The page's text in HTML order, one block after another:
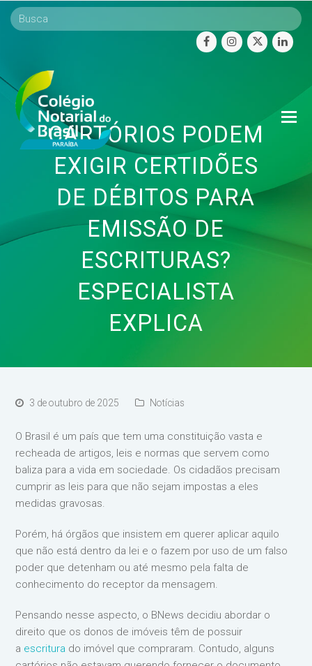
facebookinstagram
twitter
CARTÓRIOS PODEM
EXIGIR CERTIDÕES
DE DÉBITOS PARA
EMISSÃO DE
ESCRITURAS?
ESPECIALISTA
EXPLICA
3 de outubro de 2025 Notícias
O Brasil é um país que tem uma constituição vasta e
recheada de artigos, leis e normas que servem como
baliza para a vida em sociedade. Os cidadãos precisam
cumprir as leis para que não sejam impostas a eles
medidas gravosas.
Porém, há órgãos que insistem em querer aplicar aquilo
que não está dentro da lei e o fazem por uso de um falso
poder que detenham ou até mesmo pela falta de
conhecimento do receptor da mensagem.
Pensando nesse aspecto, o BNews decidiu abordar o
direito que os donos de imóveis têm de possuir
a escritura do imóvel que compraram. Contudo, alguns